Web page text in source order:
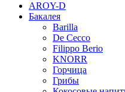
AROY-D
Бакалея
Barilla
De Cecco
Filippo Berio
KNORR
Горчица
Грибы